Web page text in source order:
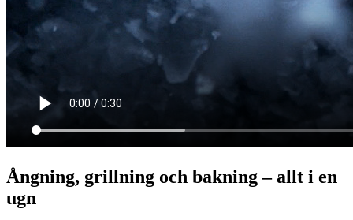
Ångning, grillning och bakning – allt i en
ugn